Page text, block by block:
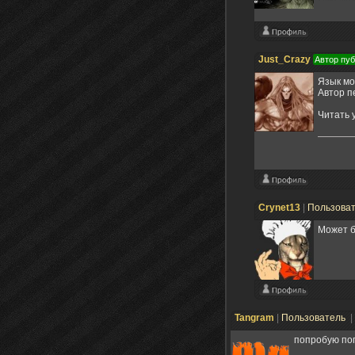
Just_Crazy Автор
Язык
Автор
Читать
Crynet13
Может
Tangram Пользователь
попробую